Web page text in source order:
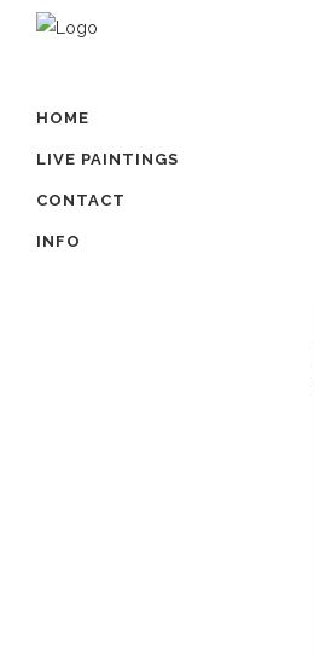
HOME
LIVE PAINTINGS
CONTACT
INFO